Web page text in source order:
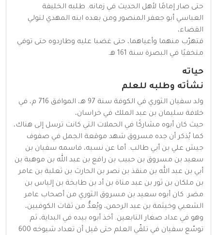
حتى صار إمامًا لأهل الحديث في زمانه. طلبه الخليفة
العباسي أبو جعفر المنصور ومن بعده ابنه المهدي لتولي
القضاء،
فتهرّب منهما وأعياهما، حتى غضبا عليه وطاردوه حتى توفي
متخفيًا في البصرة سنة 161 هـ.
حياته
نشأته وطلبه للعلم
ولد سفيان الثوري في الكوفة سنة 97 هـ، الموافق 716 م، في
خلافة سليمان بن عبد الملك في خراسان،
حيث كان أبوه مشاركًا في الحملات التي كانت ترسل إلى هناك،
كما يُذكر أن جده مسروق شهد موقعة الجمل في صفوف
جيش علي بن أبي طالب. أما عن نسبه، فاسمه سفيان بن
سعيد بن مسروق بن حبيب بن رافع بن عبد الله بن موهبة بن
أبي بن عبد الله بن منقذ بن نصر بن الحارث بن ثعلبة بن عامر
بن ملكان بن ثور بن عبد مناة بن أد بن طابخة بن إلياس بن
مضر. كان أبوه سعيد بن مسروق الثوري من أصحاب عامر
الشعبي وخيثمة بن عبد الرحمن، ويُعدُّ من ثقات الكوفيين،
وهو في عداد صغار التابعين. أخذ أبوه بيده في البداية، ثم
توسّع سفيان في تلقّي العلم حتى قيل أن تعداد شيوخه 600